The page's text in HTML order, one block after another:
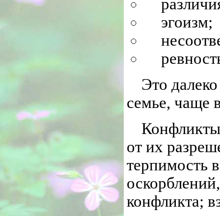
эгоизм;
Это
семье, чаще
от их
терпимость
конфликта;